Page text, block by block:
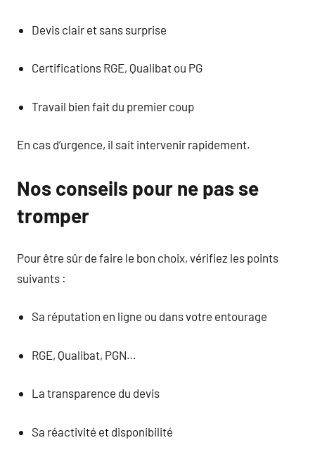
Devis clair et sans surprise
Certifications RGE, Qualibat ou PG
Travail bien fait du premier coup
En cas d’urgence, il sait intervenir rapidement.
Nos conseils pour ne pas se
tromper
Pour être sûr de faire le bon choix, vérifiez les points
suivants :
Sa réputation en ligne ou dans votre entourage
RGE, Qualibat, PGN…
La transparence du devis
Sa réactivité et disponibilité